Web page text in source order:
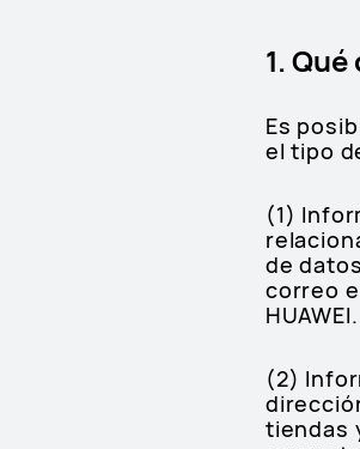
1.
Es
el tipo
(1)
de
correo
HUAWEI.
(2)
tiendas